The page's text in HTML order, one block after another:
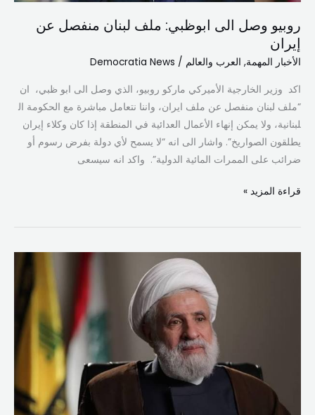
روبيو وصل الى ابوظبي: ملف لبنان منفصل عن
إيران
الأخبار المهمة, العرب والعالم /
Democratia News
اكد وزير الخارجية الأميركي ​ماركو روبيو​، الذي وصل الى ابو ظبي، ان
“ملف لبنان منفصل عن ملف ايران، واننا نتعامل مباشرة مع الحكومة ال​
لبنان​ية، ولا يمكن إنهاء الأعمال العدائية في المنطقة إذا كان وكلاء إيران
يطلقون الصواريخ”. واشار الى انه “لا يسمح لأي دولة بفرض رسوم أو
ضرائب على الممرات المائية الدولية”. واكد انه سيسعى
قراءة المزيد »
والمقاومة
الضمانة